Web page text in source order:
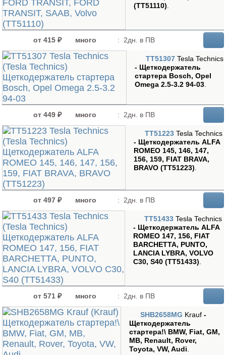
(TT51110)
от 415 ₽ много : 2дн. в ПВ
TT51307 Tesla Technics
- Щеткодержатель
стартера Bosch, Opel
Omega 2.5-3.2 94-03.
от 449 ₽ много : 2дн. в ПВ
TT51223Tesla Technics
- Щеткодержатель ALFA
ROMEO 145, 146, 147,
156, 159, FIAT BRAVA,
BRAVO (TT51223)
от 497 ₽ много : 2дн. в ПВ
TT51433 Tesla Technics
- Щеткодержатель ALFA
ROMEO 147, 156, FIAT
BARCHETTA, PUNTO,
LANCIA LYBRA, VOLVO
C30, S40 (TT51433)
от 571 ₽ много : 2дн. в ПВ
SHB2658MG Krauf -
Щеткодержатель
стартера!\ BMW, Fiat, GM,
MB, Renault, Rover,
Toyota, VW, Audi